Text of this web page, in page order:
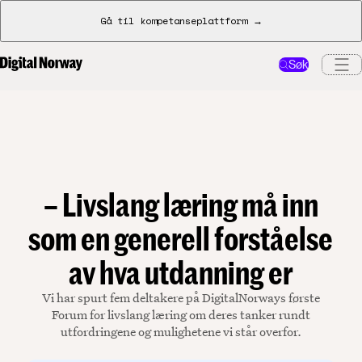
Gå til kompetanseplattform →
Søk
– Livslang læring må inn
som en generell forståelse
av hva utdanning er
Vi har spurt fem deltakere på DigitalNorways første
Forum for livslang læring om deres tanker rundt
utfordringene og mulighetene vi står overfor.